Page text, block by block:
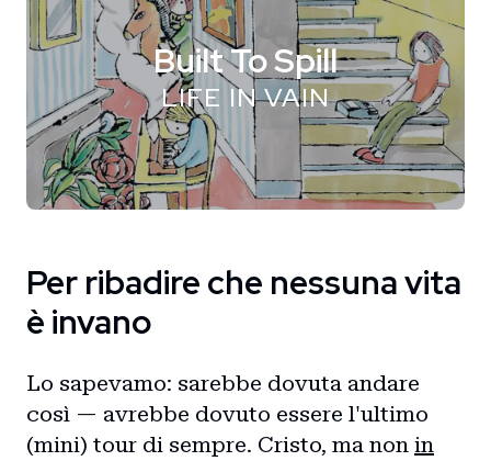
Built To Spill
LIFE IN VAIN
Per ribadire che nessuna vita
è invano
Lo sapevamo: sarebbe dovuta andare
così — avrebbe dovuto essere l'ultimo
(mini) tour di sempre. Cristo, ma non in